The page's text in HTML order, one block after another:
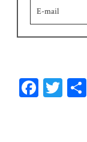
E-mail
Fa T